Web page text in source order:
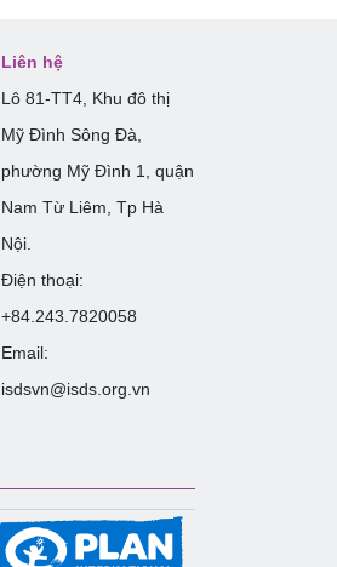
Liên hệ
Lô 81-TT4, Khu đô thị
Mỹ Đình Sông Đà,
phường Mỹ Đình 1, quận
Nam Từ Liêm, Tp Hà
Nội.
Điện thoại:
+84.243.7820058
Email:
isdsvn@isds.org.vn